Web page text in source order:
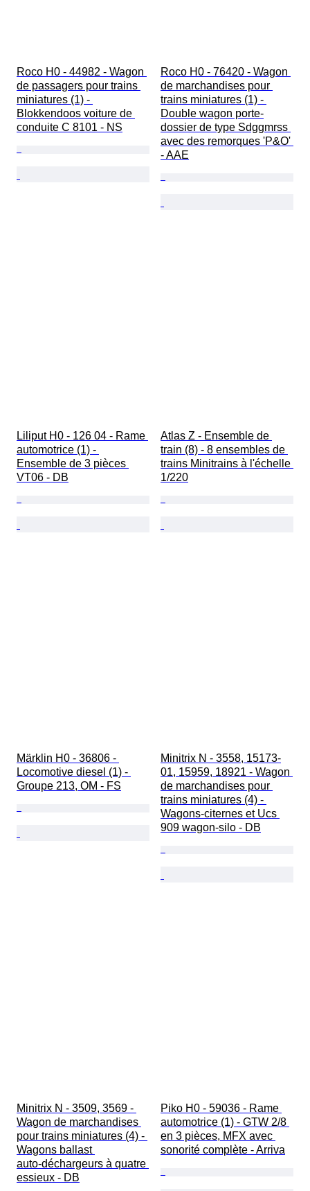
Roco H0 - 44982 - Wagon
de passagers pour trains
miniatures (1) -
Blokkendoos voiture de
conduite C 8101 - NS
Roco H0 - 76420 - Wagon
de marchandises pour
trains miniatures (1) -
Double wagon porte-
dossier de type Sdggmrss
avec des remorques 'P&O'
- AAE
Liliput H0 - 126 04 - Rame
automotrice (1) -
Ensemble de 3 pièces
VT06 - DB
Atlas Z - Ensemble de
train (8) - 8 ensembles de
trains Minitrains à l'échelle
1/220
Märklin H0 - 36806 -
Locomotive diesel (1) -
Groupe 213, OM - FS
Minitrix N - 3558, 15173-
01, 15959, 18921 - Wagon
de marchandises pour
trains miniatures (4) -
Wagons-citernes et Ucs
909 wagon-silo - DB
Minitrix N - 3509, 3569 -
Wagon de marchandises
pour trains miniatures (4) -
Wagons ballast
auto‑déchargeurs à quatre
essieux - DB
Piko H0 - 59036 - Rame
automotrice (1) - GTW 2/8
en 3 pièces, MFX avec
sonorité complète - Arriva